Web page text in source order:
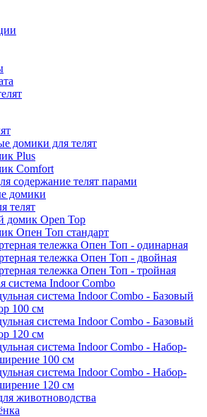
домики для телят
Plus
Comfort
содержание телят парами
домики
телят
домик Open Top
Опен Топ стандарт
тележка Опен Топ - одинарная
тележка Опен Топ - двойная
тележка Опен Топ - тройная
система Indoor Combo
система Indoor Combo - Базовый
100 см
система Indoor Combo - Базовый
120 см
система Indoor Combo - Набор-
100 см
система Indoor Combo - Набор-
120 см
животноводства